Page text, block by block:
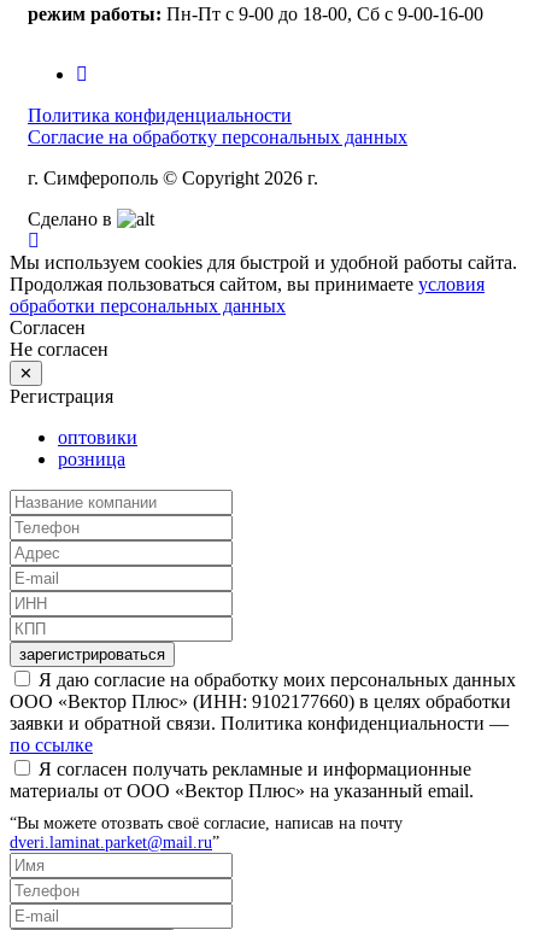
режим работы: Пн-Пт с 9-00 до 18-00, Сб с 9-00-16-00
Политика конфиденциальности
Согласие на обработку персональных данных
г. Симферополь © Copyright 2026 г.
Сделано в
Мы используем cookies для быстрой и удобной работы сайта.
Продолжая пользоваться сайтом, вы принимаете условия
обработки персональных данных
Согласен
Не согласен
✕
Регистрация
оптовики
розница
зарегистрироваться
Я даю согласие на обработку моих персональных данных
ООО «Вектор Плюс» (ИНН: 9102177660) в целях обработки
заявки и обратной связи. Политика конфиденциальности —
по ссылке
Я согласен получать рекламные и информационные
материалы от ООО «Вектор Плюс» на указанный email.
“Вы можете отозвать своё согласие, написав на почту
dveri.laminat.parket@mail.ru”